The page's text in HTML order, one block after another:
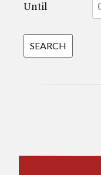
Until